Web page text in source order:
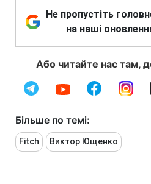
Не пропустіть
на наші
Або читайте нас там,
Більше по темі:
Fitch Виктор Ющенко